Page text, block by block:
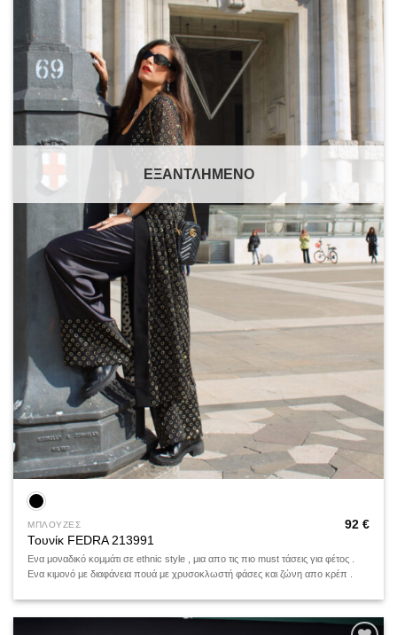
ΕΞΑΝΤΛΗΜΈΝΟ
ΜΠΛΟΥΖΕΣ
Τουνίκ FEDRA 213991
92 €
Ενα μοναδικό κομμάτι σε ethnic style , μια απο τις πιο must τάσεις για φέτος .
Ενα κιμονό με διαφάνεια πουά με χρυσοκλωστή φάσες και ζώνη απο κρέπ .